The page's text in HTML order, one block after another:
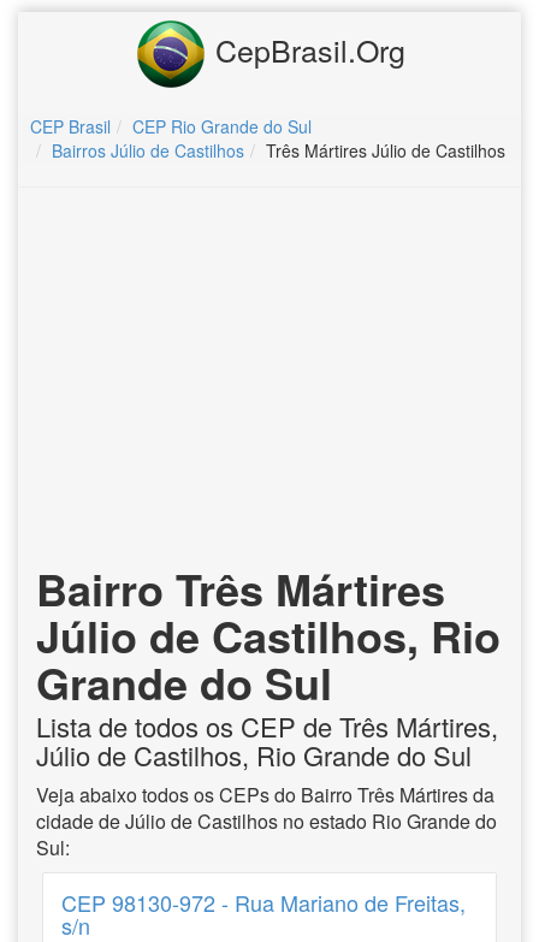
CepBrasil.Org
CEP Brasil
CEP Rio Grande do Sul
Bairros Júlio de Castilhos
Três Mártires Júlio de Castilhos
Bairro Três Mártires
Júlio de Castilhos, Rio
Grande do Sul
Lista de todos os CEP de Três Mártires,
Júlio de Castilhos, Rio Grande do Sul
Veja abaixo todos os CEPs do Bairro Três Mártires da
cidade de Júlio de Castilhos no estado Rio Grande do
Sul:
CEP 98130-972 - Rua Mariano de Freitas,
s/n